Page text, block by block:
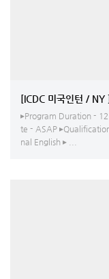
▸Program Duration - 12
te - ASAP
nal English ▸ ...